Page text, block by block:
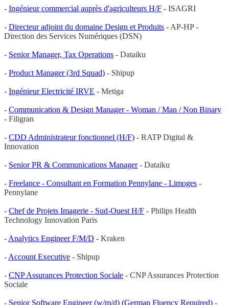
- Ingénieur commercial auprès d'agriculteurs H/F - ISAGRI
- Directeur adjoint du domaine Design et Produits - AP-HP -
Direction des Services Numériques (DSN)
- Senior Manager, Tax Operations - Dataiku
- Product Manager (3rd Squad) - Shipup
- Ingénieur Electricité IRVE - Metiga
- Communication & Design Manager - Woman / Man / Non Binary
- Filigran
- CDD Administrateur fonctionnel (H/F) - RATP Digital &
Innovation
- Senior PR & Communications Manager- Dataiku
- Freelance - Consultant en Formation Pennylane - Limoges -
Pennylane
- Chef de Projets Imagerie - Sud-Ouest H/F - Philips Health
Technology Innovation Paris
- Analytics Engineer F/M/D - Kraken
- Account Executive - Shipup
- CNP Assurances Protection Sociale - CNP Assurances Protection
Sociale
- Senior Software Engineer (w/m/d) (German Fluency Required) -